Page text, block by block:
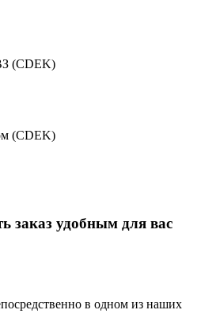
(CDEK)
(CDEK)
заказ удобным для вас
в одном из наших